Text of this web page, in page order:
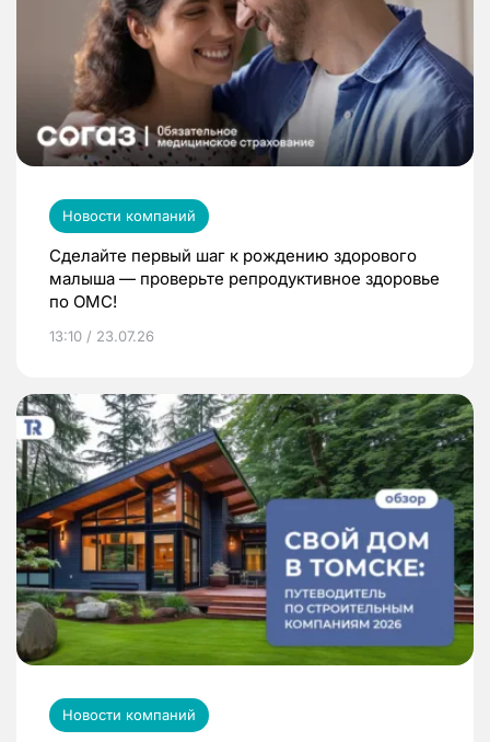
Новости компаний
Сделайте первый шаг к рождению здорового
малыша — проверьте репродуктивное здоровье
по ОМС!
13:10 / 23.07.26
Новости компаний